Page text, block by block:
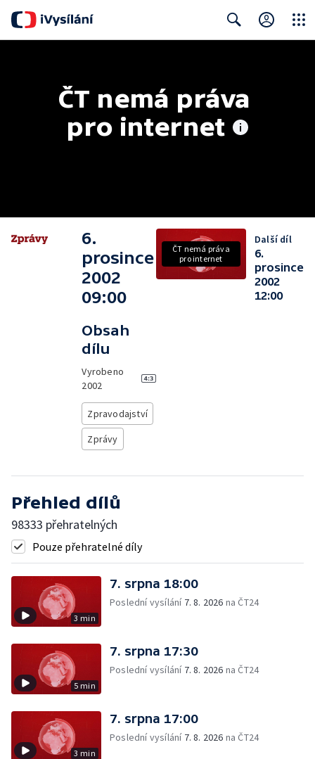
ČT nemá práva
pro internet
6.
prosince
2002
09:00
Obsah
dílu
Vyrobeno
2002
Zpravodajství
Zprávy
ČT nemá práva
pro internet
Další díl
6.
prosince
2002
12:00
Přehled dílů
98333 přehratelných
Pouze přehratelné díly
3 min
7. srpna 18:00
Poslední vysílání 7. 8. 2026 na ČT24
5 min
7. srpna 17:30
Poslední vysílání 7. 8. 2026 na ČT24
3 min
7. srpna 17:00
Poslední vysílání 7. 8. 2026 na ČT24